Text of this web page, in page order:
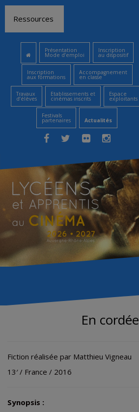
contenu
Ressources
Présentation
Mode d’emploi
Inscription
au dispositif
Inscription
aux formations
Accompagnement
en classe
Travaux
d’élèves
Etablissements et
cinémas inscrits
Espace
exploitants
Festivals
partenaires Actualités
En cordée
Fiction réalisée par Matthieu Vigneau
13′ / France / 2016
Synopsis :